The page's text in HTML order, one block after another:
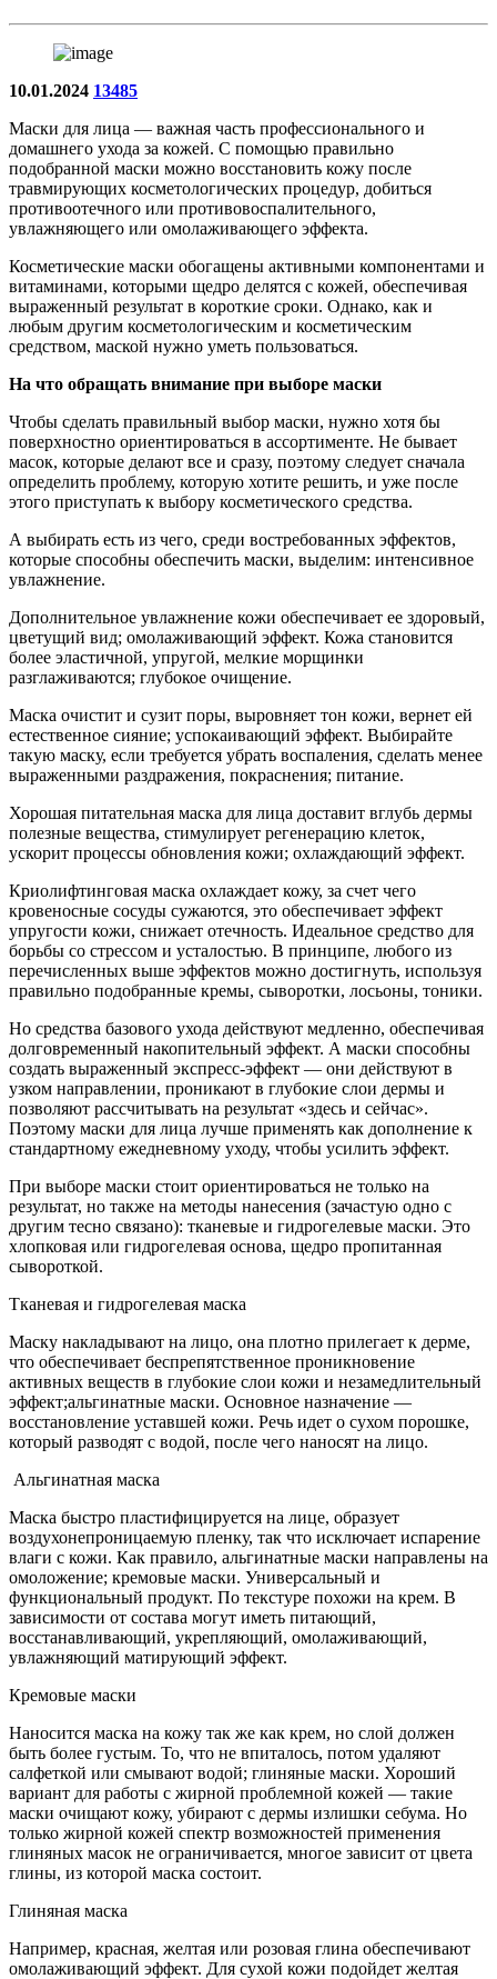
10.01.2024 13485
Маски для лица — важная часть профессионального и
домашнего ухода за кожей. С помощью правильно
подобранной маски можно восстановить кожу после
травмирующих косметологических процедур, добиться
противоотечного или противовоспалительного,
увлажняющего или омолаживающего эффекта.
Косметические маски обогащены активными компонентами и
витаминами, которыми щедро делятся с кожей, обеспечивая
выраженный результат в короткие сроки. Однако, как и
любым другим косметологическим и косметическим
средством, маской нужно уметь пользоваться.
На что обращать внимание при выборе маски
Чтобы сделать правильный выбор маски, нужно хотя бы
поверхностно ориентироваться в ассортименте. Не бывает
масок, которые делают все и сразу, поэтому следует сначала
определить проблему, которую хотите решить, и уже после
этого приступать к выбору косметического средства.
А выбирать есть из чего, среди востребованных эффектов,
которые способны обеспечить маски, выделим: интенсивное
увлажнение.
Дополнительное увлажнение кожи обеспечивает ее здоровый,
цветущий вид; омолаживающий эффект. Кожа становится
более эластичной, упругой, мелкие морщинки
разглаживаются; глубокое очищение.
Маска очистит и сузит поры, выровняет тон кожи, вернет ей
естественное сияние; успокаивающий эффект. Выбирайте
такую маску, если требуется убрать воспаления, сделать менее
выраженными раздражения, покраснения; питание.
Хорошая питательная маска для лица доставит вглубь дермы
полезные вещества, стимулирует регенерацию клеток,
ускорит процессы обновления кожи; охлаждающий эффект.
Криолифтинговая маска охлаждает кожу, за счет чего
кровеносные сосуды сужаются, это обеспечивает эффект
упругости кожи, снижает отечность. Идеальное средство для
борьбы со стрессом и усталостью. В принципе, любого из
перечисленных выше эффектов можно достигнуть, используя
правильно подобранные кремы, сыворотки, лосьоны, тоники.
Но средства базового ухода действуют медленно, обеспечивая
долговременный накопительный эффект. А маски способны
создать выраженный экспресс-эффект — они действуют в
узком направлении, проникают в глубокие слои дермы и
позволяют рассчитывать на результат «здесь и сейчас».
Поэтому маски для лица лучше применять как дополнение к
стандартному ежедневному уходу, чтобы усилить эффект.
При выборе маски стоит ориентироваться не только на
результат, но также на методы нанесения (зачастую одно с
другим тесно связано): тканевые и гидрогелевые маски. Это
хлопковая или гидрогелевая основа, щедро пропитанная
сывороткой.
Тканевая и гидрогелевая маска
Маску накладывают на лицо, она плотно прилегает к дерме,
что обеспечивает беспрепятственное проникновение
активных веществ в глубокие слои кожи и незамедлительный
эффект;альгинатные маски. Основное назначение —
восстановление уставшей кожи. Речь идет о сухом порошке,
который разводят с водой, после чего наносят на лицо.
Альгинатная маска
Маска быстро пластифицируется на лице, образует
воздухонепроницаемую пленку, так что исключает испарение
влаги с кожи. Как правило, альгинатные маски направлены на
омоложение; кремовые маски. Универсальный и
функциональный продукт. По текстуре похожи на крем. В
зависимости от состава могут иметь питающий,
восстанавливающий, укрепляющий, омолаживающий,
увлажняющий матирующий эффект.
Кремовые маски
Наносится маска на кожу так же как крем, но слой должен
быть более густым. То, что не впиталось, потом удаляют
салфеткой или смывают водой; глиняные маски. Хороший
вариант для работы с жирной проблемной кожей — такие
маски очищают кожу, убирают с дермы излишки себума. Но
только жирной кожей спектр возможностей применения
глиняных масок не ограничивается, многое зависит от цвета
глины, из которой маска состоит.
Глиняная маска
Например, красная, желтая или розовая глина обеспечивают
омолаживающий эффект. Для сухой кожи подойдет желтая